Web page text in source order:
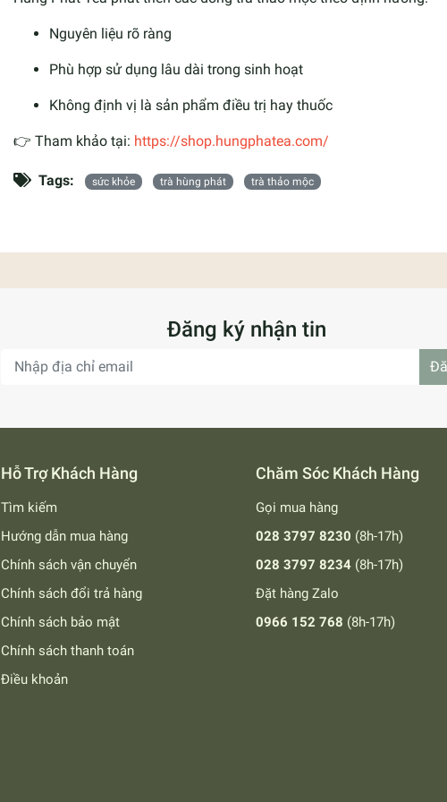
Nguyên liệu rõ ràng
Phù hợp sử dụng lâu dài trong sinh hoạt
Không định vị là sản phẩm điều trị hay thuốc
👉 Tham khảo tại: https://shop.hungphatea.com/
Tags: sức khỏe trà hùng phát trà thảo mộc
Đăng ký nhận tin
Hỗ Trợ Khách Hàng
Tìm kiếm
Hướng dẫn mua hàng
Chính sách vận chuyển
Chính sách đổi trả hàng
Chính sách bảo mật
Chính sách thanh toán
Điều khoản
Chăm Sóc Khách Hàng
Gọi mua hàng
028 3797 8230 (8h-17h)
028 3797 8234 (8h-17h)
Đặt hàng Zalo
0966 152 768 (8h-17h)